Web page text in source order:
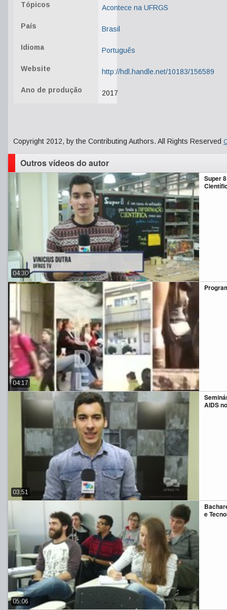
Tópicos Acontece na UFRGS
País Brasil
Idioma Português
Website http://hdl.handle.net/10183/156589
Ano de produção 2017
Copyright 2012, by the Contributing Authors. All Rights Reserved
Outros vídeos do autor
Super
04:30
04:17
AIDS
03:51
e
05:06